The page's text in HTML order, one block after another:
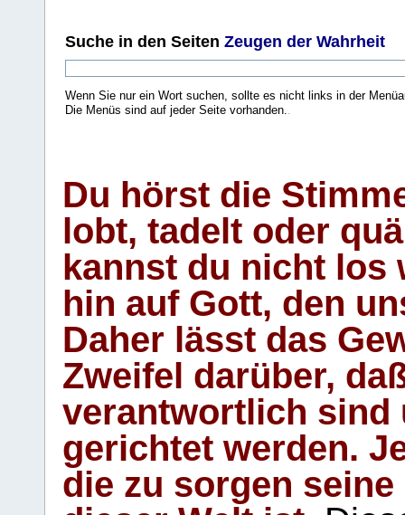
Suche in den Seiten Zeugen der Wahrheit
Wenn Sie nur ein Wort suchen, sollte es nicht links in der
Die Menüs sind auf jeder Seite vorhanden..
Du hörst die
lobt, tadelt oder
kannst du nicht los
hin auf Gott, den
Daher lässt das
Zweifel darüber,
verantwortlich sind
gerichtet werden.
die zu sorgen